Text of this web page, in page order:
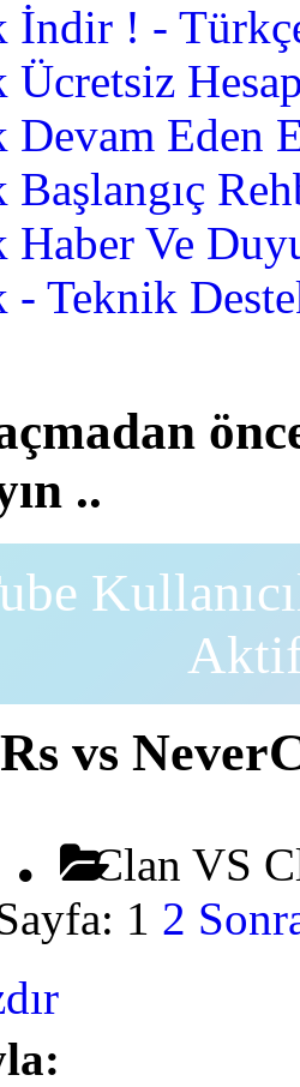
İndir ! -
Ücretsiz
Devam Eden
Başlangıç
Haber Ve
- Teknik
..
vs
Clan VS
1 2